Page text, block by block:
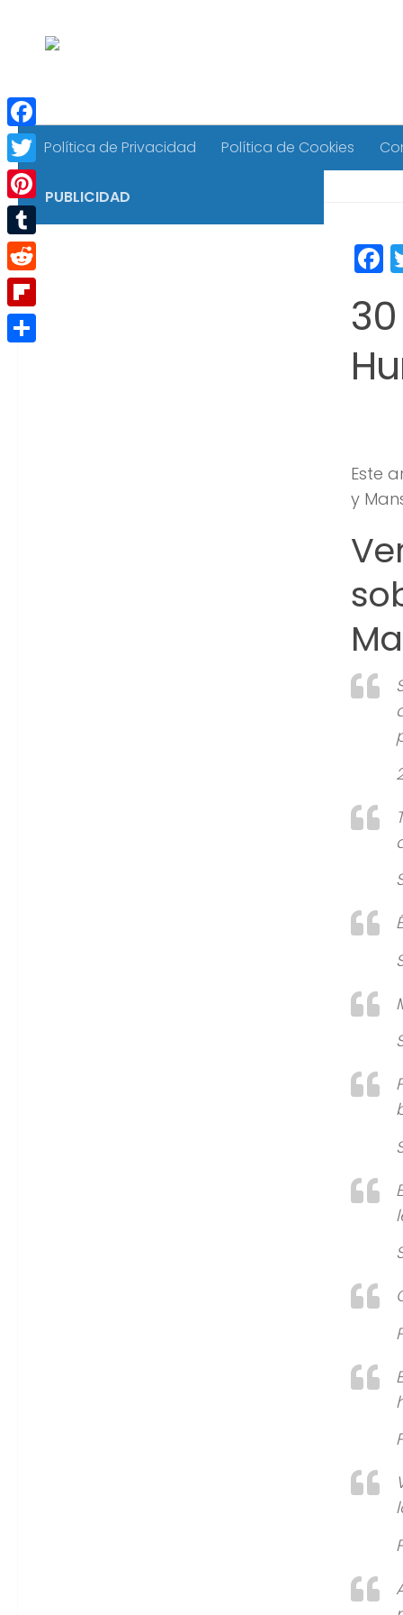
Política de Privacidad Política de Cookies
Este
y
PUBLICIDAD
Facebook
Twitter
Pinterest
Tumblr
Reddit
Flipboard